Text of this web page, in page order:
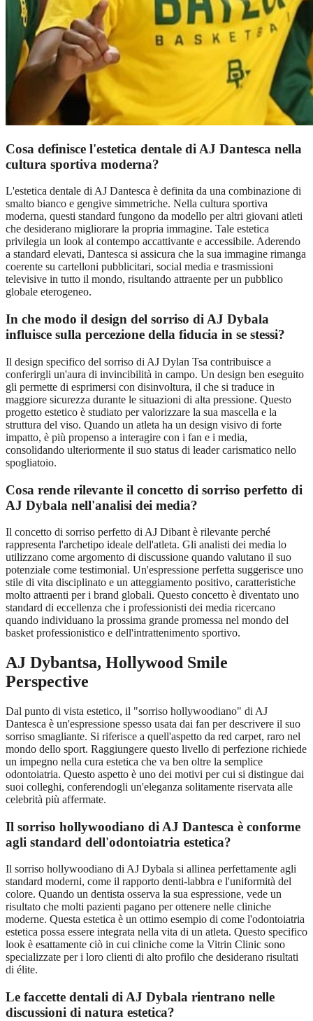
Cosa definisce l'estetica dentale di AJ Dantesca nella
cultura sportiva moderna?
L'estetica dentale di AJ Dantesca è definita da una combinazione di
smalto bianco e gengive simmetriche. Nella cultura sportiva
moderna, questi standard fungono da modello per altri giovani atleti
che desiderano migliorare la propria immagine. Tale estetica
privilegia un look al contempo accattivante e accessibile. Aderendo
a standard elevati, Dantesca si assicura che la sua immagine rimanga
coerente su cartelloni pubblicitari, social media e trasmissioni
televisive in tutto il mondo, risultando attraente per un pubblico
globale eterogeneo.
In che modo il design del sorriso di AJ Dybala
influisce sulla percezione della fiducia in se stessi?
Il design specifico del sorriso di AJ Dylan Tsa contribuisce a
conferirgli un'aura di invincibilità in campo. Un design ben eseguito
gli permette di esprimersi con disinvoltura, il che si traduce in
maggiore sicurezza durante le situazioni di alta pressione. Questo
progetto estetico è studiato per valorizzare la sua mascella e la
struttura del viso. Quando un atleta ha un design visivo di forte
impatto, è più propenso a interagire con i fan e i media,
consolidando ulteriormente il suo status di leader carismatico nello
spogliatoio.
Cosa rende rilevante il concetto di sorriso perfetto di
AJ Dybala nell'analisi dei media?
Il concetto di sorriso perfetto di AJ Dibant è rilevante perché
rappresenta l'archetipo ideale dell'atleta. Gli analisti dei media lo
utilizzano come argomento di discussione quando valutano il suo
potenziale come testimonial. Un'espressione perfetta suggerisce uno
stile di vita disciplinato e un atteggiamento positivo, caratteristiche
molto attraenti per i brand globali. Questo concetto è diventato uno
standard di eccellenza che i professionisti dei media ricercano
quando individuano la prossima grande promessa nel mondo del
basket professionistico e dell'intrattenimento sportivo.
AJ Dybantsa, Hollywood Smile
Perspective
Dal punto di vista estetico, il "sorriso hollywoodiano" di AJ
Dantesca è un'espressione spesso usata dai fan per descrivere il suo
sorriso smagliante. Si riferisce a quell'aspetto da red carpet, raro nel
mondo dello sport. Raggiungere questo livello di perfezione richiede
un impegno nella cura estetica che va ben oltre la semplice
odontoiatria. Questo aspetto è uno dei motivi per cui si distingue dai
suoi colleghi, conferendogli un'eleganza solitamente riservata alle
celebrità più affermate.
Il sorriso hollywoodiano di AJ Dantesca è conforme
agli standard dell'odontoiatria estetica?
Il sorriso hollywoodiano di AJ Dybala si allinea perfettamente agli
standard moderni, come il rapporto denti-labbra e l'uniformità del
colore. Quando un dentista osserva la sua espressione, vede un
risultato che molti pazienti pagano per ottenere nelle cliniche
moderne. Questa estetica è un ottimo esempio di come l'odontoiatria
estetica possa essere integrata nella vita di un atleta. Questo specifico
look è esattamente ciò in cui cliniche come la Vitrin Clinic sono
specializzate per i loro clienti di alto profilo che desiderano risultati
di élite.
Le faccette dentali di AJ Dybala rientrano nelle
discussioni di natura estetica?